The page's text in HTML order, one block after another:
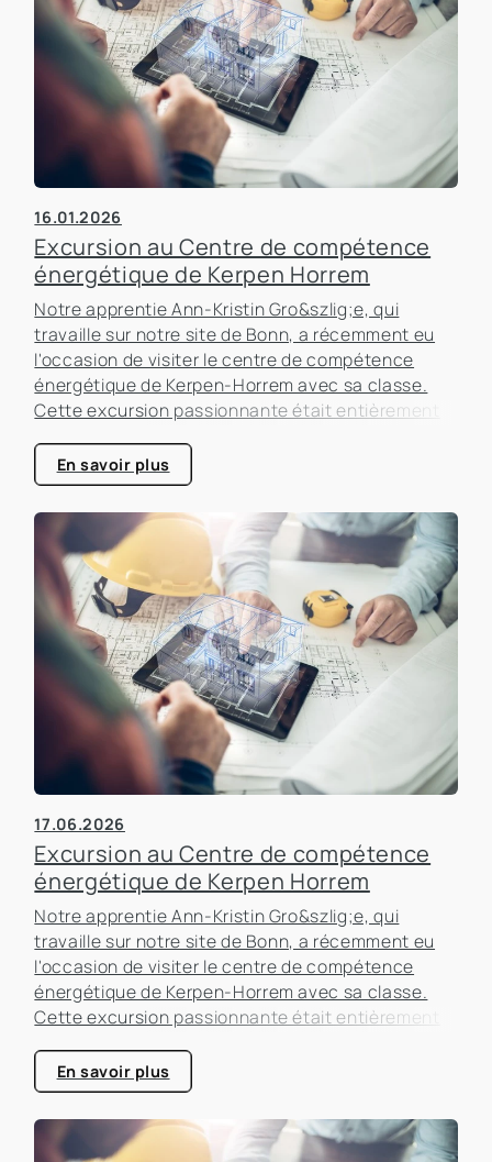
16.01.2026
Excursion au Centre de compétence
énergétique de Kerpen Horrem
Notre apprentie Ann-Kristin Gro&szlig;e, qui
travaille sur notre site de Bonn, a récemment eu
l'occasion de visiter le centre de compétence
énergétique de Kerpen-Horrem avec sa classe.
Cette excursion passionnante était entièrement
bâtiments, un sujet qui prend de plus en plus
d'importance dans le secteur immobilier.
En savoir plus
17.06.2026
Excursion au Centre de compétence
énergétique de Kerpen Horrem
Notre apprentie Ann-Kristin Gro&szlig;e, qui
travaille sur notre site de Bonn, a récemment eu
l'occasion de visiter le centre de compétence
énergétique de Kerpen-Horrem avec sa classe.
Cette excursion passionnante était entièrement
bâtiments, un sujet qui prend de plus en plus
d'importance dans le secteur immobilier.
En savoir plus